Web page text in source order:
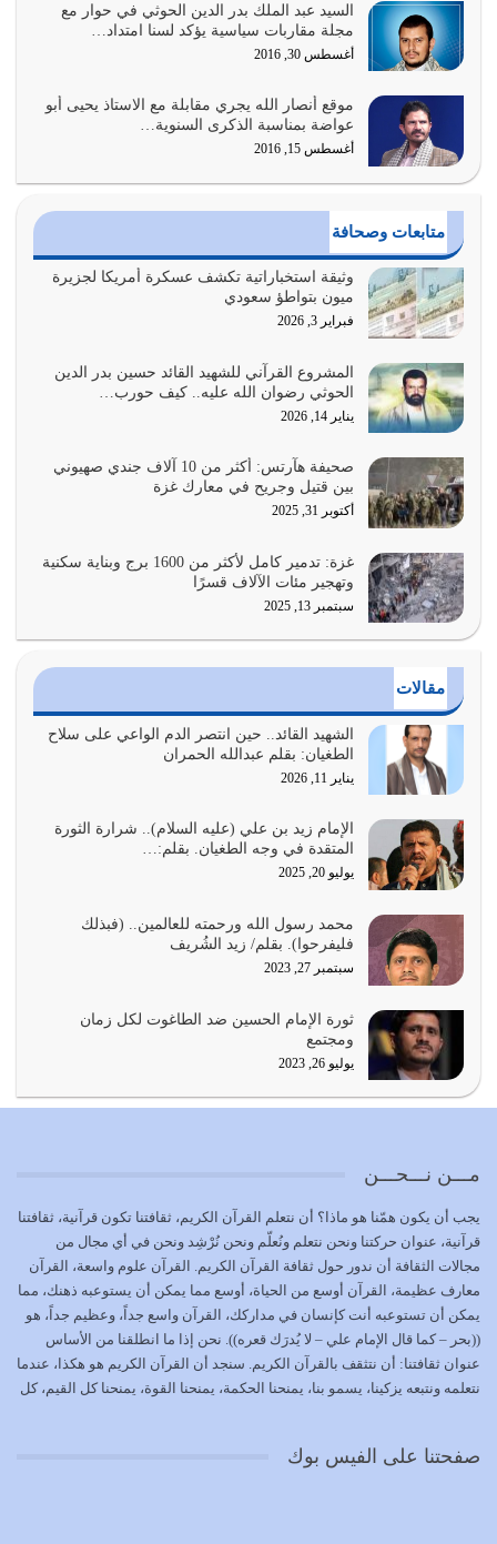
أولياء الشيطان كلما كانوا أكثر ولاءً وطاعة للشيطان كلما كانوا
أكثر ضعفاً
يوليو 30, 2026
وعد الله تعالى من يُقتل في سبيله بالحياة الأبدية والرزق
والاستبشار والنجاة والخلود في…
يوليو 29, 2026
القرآن الكريم هو أهم مصدر لمعرفة رسول الله معرفة سيرته
معرفة شخصيته معرفة عظمته
يوليو 28, 2026
هل نحن من الصالحين؟ قيِّم نفسك هنا اترك القرآن على أصله
وأعرض نفسك، وأعرض ما لديك على…
عندما يكون عدوك هو عدو الله معناه أن تكون نقاط الضعف
فيه كثيرة وسينصرك الله عليه إذا…
يوليو 26, 2026
أراد الله لهذه الأمة ان تكون خير امة أخرجت للناس بالنهوض
بالأمر بالمعروف والنهي عن…
يوليو 25, 2026
الدين الذي شرعه الله لا يجوز أن يخضع لآرائنا وأهوائنا
أي أمة تتفرق في الدين وتتفرق في كيانها معناه أنها أصبحت
أمة عاجزة عن النهوض…
يوليو 23, 2026
بحبل الله جميعاً وليس كل…
يوليو 22, 2026
يشاء ويذل من يشاء
يوليو 21, 2026
كل زمان…
يوليو 19, 2026
الوظيفة عبارة عن مسؤولية يجب النهوض بها كما ينبغي لكي
وَالْمُنْفِقِينَ…
يوليو 17, 2026
الاعتصام بحبل الله أمر إلهي للمؤمنين وهو بمثابة سبب بينهم
وبين الله يترتب عليه النصر…
يوليو 16, 2026
إما أن نحاول أن نكون من أولياء الله فيتم على أيدينا ضرب
يوليو 15, 2026
السيد عبد الملك بدر الدين الحوثي في حوار مع
مجلة مقاربات سياسية يؤكد لسنا امتداد…
أغسطس 30, 2016
موقع أنصار الله يجري مقابلة مع الاستاذ يحيى أبو
عواضة بمناسبة الذكرى السنوية…
أغسطس 15, 2016
متابعات وصحافة
وثيقة استخباراتية تكشف عسكرة أمريكا لجزيرة
ميون بتواطؤ سعودي
فبراير 3, 2026
المشروع القرآني للشهيد القائد حسين بدر الدين
الحوثي رضوان الله عليه.. كيف حورب…
يناير 14, 2026
صحيفة هآرتس: أكثر من 10 آلاف جندي صهيوني
بين قتيل وجريح في معارك غزة
أكتوبر 31, 2025
غزة: تدمير كامل لأكثر من 1600 برج وبناية سكنية
وتهجير مئات الآلاف قسرًا
سبتمبر 13, 2025
مقالات
الشهيد القائد.. حين انتصر الدم الواعي على سلاح
الطغيان: بقلم عبدالله الحمران
يناير 11, 2026
الإمام زيد بن علي (عليه السلام).. شرارة الثورة
المتقدة في وجه الطغيان. بقلم:…
يوليو 20, 2025
محمد رسول الله ورحمته للعالمين.. (فبذلك
فليفرحوا). بقلم/ زيد الشُريف
سبتمبر 27, 2023
ثورة الإمام الحسين ضد الطاغوت لكل زمان
ومجتمع
يوليو 26, 2023
مـــن نـــحـــن
يجب أن يكون همّنا هو ماذا؟ أن نتعلم القرآن الكريم، ثقافتنا تكون قرآنية، ثقافتنا
قرآنية، عنوان حركتنا ونحن نتعلم ونُعلّم ونحن نُرْشِد ونحن في أي مجال من
مجالات الثقافة أن ندور حول ثقافة القرآن الكريم. القرآن علوم واسعة، القرآن
معارف عظيمة، القرآن أوسع من الحياة، أوسع مما يمكن أن يستوعبه ذهنك، مما
يمكن أن تستوعبه أنت كإنسان في مداركك، القرآن واسع جداً، وعظيم جداً، هو
((بحر – كما قال الإمام علي – لا يُدرَك قعره)). نحن إذا ما انطلقنا من الأساس
عنوان ثقافتنا: أن نتثقف بالقرآن الكريم. سنجد أن القرآن الكريم هو هكذا، عندما
نتعلمه ونتبعه يزكينا، يسمو بنا، يمنحنا الحكمة، يمنحنا القوة، يمنحنا كل القيم، كل
بمستوى أن نثقف الآخرين بالقرآن الكريم، وأن نتثقف بثقافة القرآن الكريم
صفحتنا على الفيس بوك